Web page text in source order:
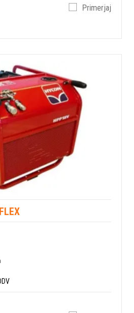
Primerjaj